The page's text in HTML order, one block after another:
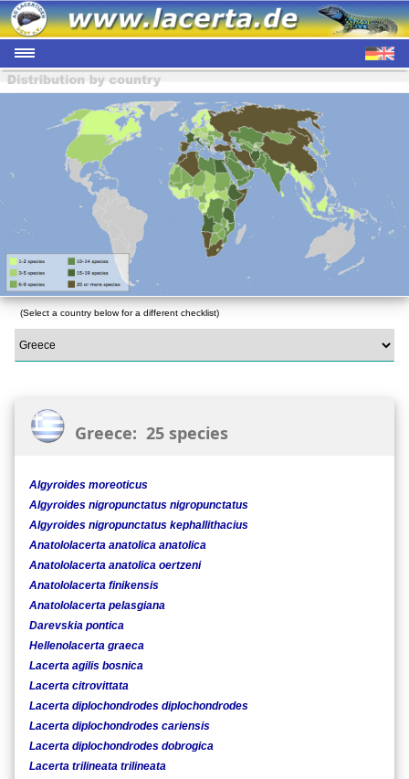
(Select a country below for a different checklist)
Greece: 25 species
Algyroides moreoticus
Algyroides nigropunctatus nigropunctatus
Algyroides nigropunctatus kephallithacius
Anatololacerta anatolica anatolica
Anatololacerta anatolica oertzeni
Anatololacerta finikensis
Anatololacerta pelasgiana
Darevskia pontica
Hellenolacerta graeca
Lacerta agilis bosnica
Lacerta citrovittata
Lacerta diplochondrodes diplochondrodes
Lacerta diplochondrodes cariensis
Lacerta diplochondrodes dobrogica
Lacerta trilineata trilineata